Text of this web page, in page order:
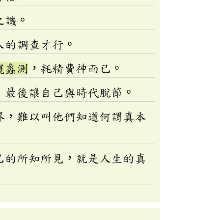
譏。
調查才行。
蠡測 ，耗精費神而已。
最後讓自己與時代脫節。
，難以叫他們知道何謂真本
的所知所見，就是人生的真